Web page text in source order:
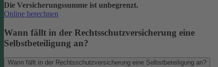
Die Versicherungssumme ist unbegrenzt.
Online berechnen
Wann fällt in der Rechtsschutzversicherung eine
Selbstbeteiligung an?
Wann fällt in der Rechtsschutzversicherung eine Selbstbeteiligung an?